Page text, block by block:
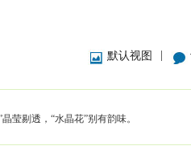
默认视图
莹剔透，“水晶花”别有韵味。